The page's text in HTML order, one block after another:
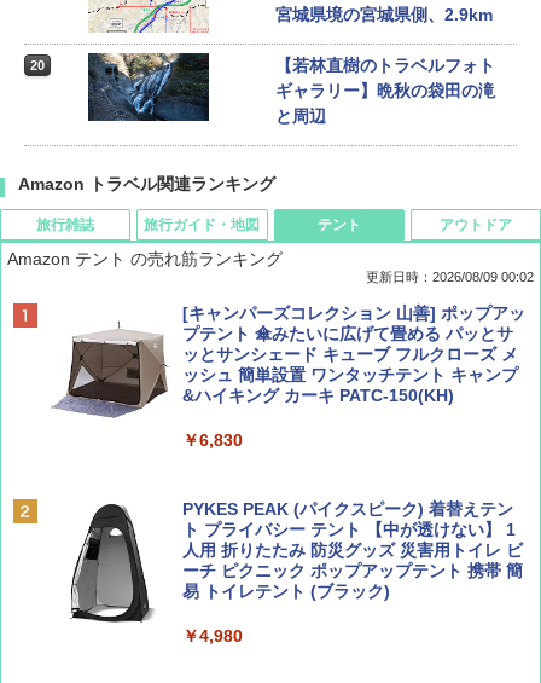
宮城県境の宮城県側、2.9km
20
【若林直樹のトラベルフォト
ギャラリー】晩秋の袋田の滝
と周辺
Amazon トラベル関連ランキング
旅行雑誌
BE-PAL(ビ-パル) 2026年 9 月号【特別付録:
SOTO ミニマル"旅"財布 ランダム2種】
￥1,500
￥713
旅行ガイド・地図
D40 地球の歩き方 チェンマイ タイ北部の魅
力的な町 2026～2027 地球の歩き方D アジア
￥2,079
￥2,695
球の歩き方A ヨーロッパ
テント
Amazon テント の売れ筋ランキング
更新日時：2026/08/09 00:02
[キャンパーズコレクション 山善] ポップアッ
プテント 傘みたいに広げて畳める パッとサ
ッとサンシェード キューブ フルクローズ メ
ッシュ 簡単設置 ワンタッチテント キャンプ
&ハイキング カーキ PATC-150(KH)
￥6,830
PYKES PEAK (パイクスピーク) 着替えテン
ト プライバシー テント 【中が透けない】 1
人用 折りたたみ 防災グッズ 災害用トイレ ビ
ーチ ピクニック ポップアップテント 携帯 簡
易 トイレテント (ブラック)
￥4,980
アウトドア